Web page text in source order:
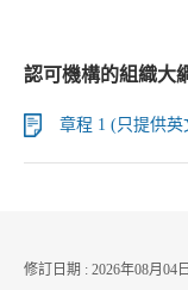
認可機構的組織大
章程 1 (只提供英
修訂日期 : 2026年08月04日